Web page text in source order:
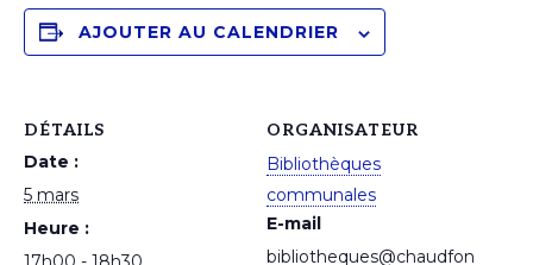
AJOUTER AU CALENDRIER
DÉTAILS
Date :
5 mars
Heure :
ORGANISATEUR
Bibliothèques
communales
E-mail
bibliotheques@chaudfon